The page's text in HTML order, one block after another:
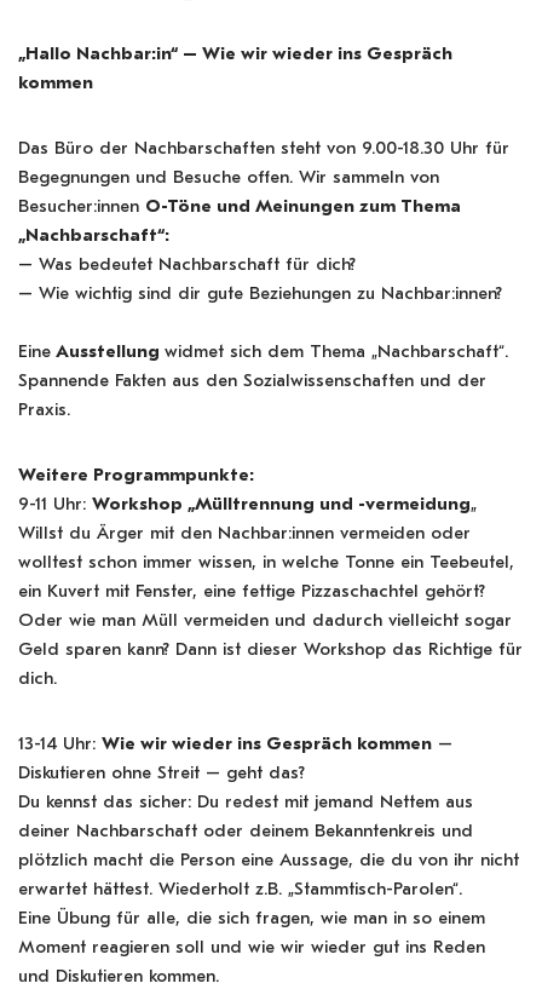
„Hallo Nachbar:in“ – Wie wir wieder ins Gespräch
kommen
Das Büro der Nachbarschaften steht von 9.00-18.30 Uhr für
Begegnungen und Besuche offen. Wir sammeln von
Besucher:innen O-Töne und Meinungen zum Thema
„Nachbarschaft“:
– Was bedeutet Nachbarschaft für dich?
– Wie wichtig sind dir gute Beziehungen zu Nachbar:innen?
Eine Ausstellung widmet sich dem Thema „Nachbarschaft“.
Spannende Fakten aus den Sozialwissenschaften und der
Praxis.
Weitere Programmpunkte:
9-11 Uhr: Workshop „Mülltrennung und -vermeidung„
Willst du Ärger mit den Nachbar:innen vermeiden oder
wolltest schon immer wissen, in welche Tonne ein Teebeutel,
ein Kuvert mit Fenster, eine fettige Pizzaschachtel gehört?
Oder wie man Müll vermeiden und dadurch vielleicht sogar
Geld sparen kann? Dann ist dieser Workshop das Richtige für
dich.
13-14 Uhr: Wie wir wieder ins Gespräch kommen –
Diskutieren ohne Streit – geht das?
Du kennst das sicher: Du redest mit jemand Nettem aus
deiner Nachbarschaft oder deinem Bekanntenkreis und
plötzlich macht die Person eine Aussage, die du von ihr nicht
erwartet hättest. Wiederholt z.B. „Stammtisch-Parolen“.
Eine Übung für alle, die sich fragen, wie man in so einem
Moment reagieren soll und wie wir wieder gut ins Reden
und Diskutieren kommen.